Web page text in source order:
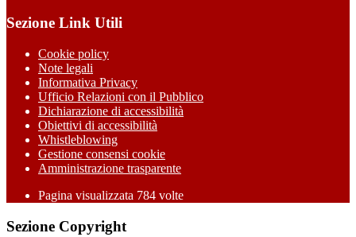
Sezione Link Utili
Cookie policy
Note legali
Informativa Privacy
Ufficio Relazioni con il Pubblico
Dichiarazione di accessibilità
Obiettivi di accessibilità
Whistleblowing
Gestione consensi cookie
Amministrazione trasparente
Pagina visualizzata 784 volte
Sezione Copyright